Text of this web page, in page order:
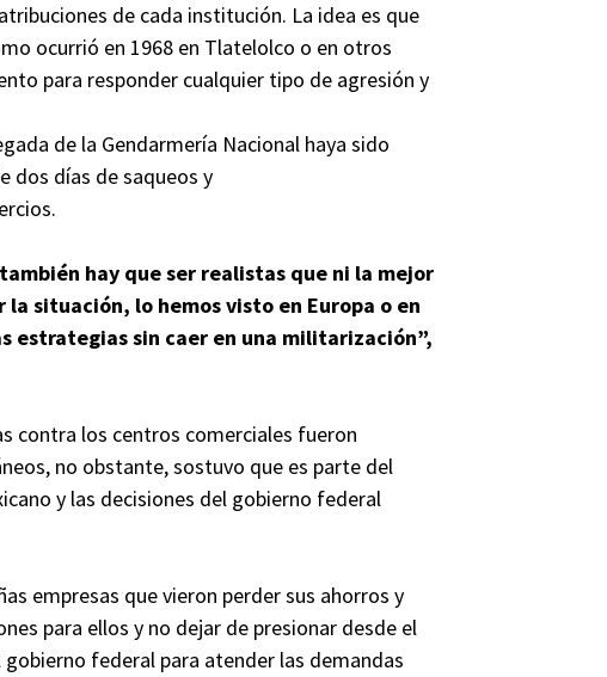
de cada institución. La idea es que
ocurrió en 1968 en Tlatelolco o en otros
para responder cualquier tipo de agresión y
de la Gendarmería Nacional haya sido
dos días de saqueos y
hay que ser realistas que ni la mejor
situación, lo hemos visto en Europa o en
estrategias sin caer en una militarización”,
contra los centros comerciales fueron
no obstante, sostuvo que es parte del
y las decisiones del gobierno federal
empresas que vieron perder sus ahorros y
para ellos y no dejar de presionar desde el
federal para atender las demandas